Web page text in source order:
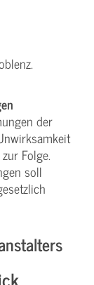
der
Folge.
soll